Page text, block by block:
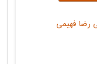
رضا فهیمی